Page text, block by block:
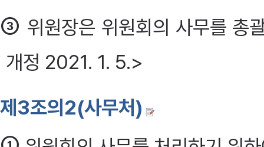
③ 위원장은 위원회의 사무를 총
개정 2021. 1. 5.>
제3조의2(사무처)